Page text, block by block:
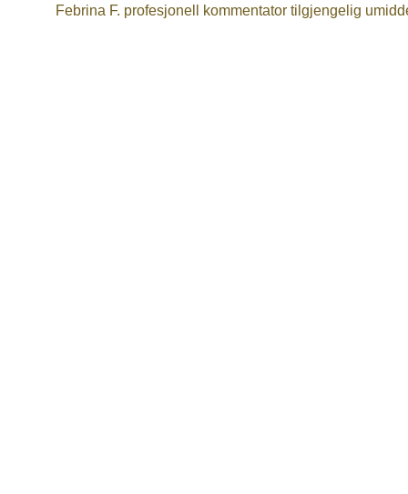
Febrina F. profesjonell kommentator tilgjengelig